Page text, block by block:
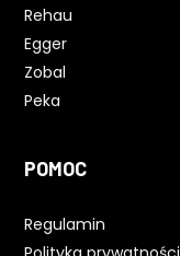
Rehau
Egger
Zobal
Peka
POMOC
Regulamin